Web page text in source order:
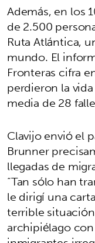
Además, en los
de 2.500
Ruta Atlántica,
mundo. El
Fronteras cifra
perdieron la
media de 28
Clavijo envió el
Brunner
llegadas de
“Tan sólo han
le dirigí una
terrible
archipiélago